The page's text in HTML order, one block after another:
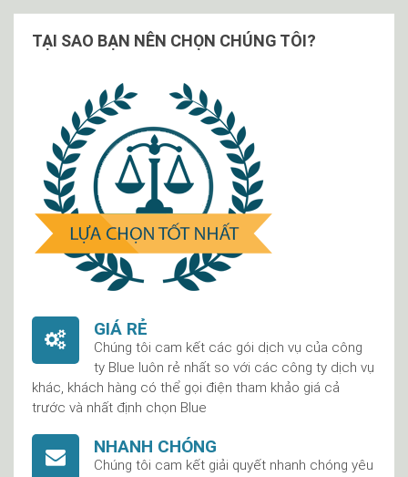
TẠI SAO BẠN NÊN CHỌN CHÚNG TÔI?
GIÁ RẺ
Chúng tôi cam kết các gói dịch vụ của công
ty Blue luôn rẻ nhất so với các công ty dịch vụ
khác, khách hàng có thể gọi điện tham khảo giá cả
trước và nhất định chọn Blue
NHANH CHÓNG
Chúng tôi cam kết giải quyết nhanh chóng yêu